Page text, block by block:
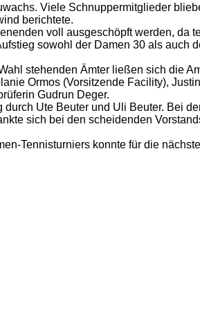
Viele Schnuppermitglieder
berichtete.
voll ausgeschöpft werden, da
sowohl der Damen 30 als auch
stehenden Ämter ließen sich die
Ormos (Vorsitzende Facility),
Gudrun Deger.
Ute Beuter und Uli Beuter. Bei
sich bei den scheidenden
Tennisturniers konnte für die